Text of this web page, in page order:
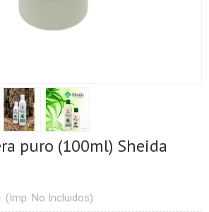
puro (100ml) Sheida
(Imp. No Incluidos)